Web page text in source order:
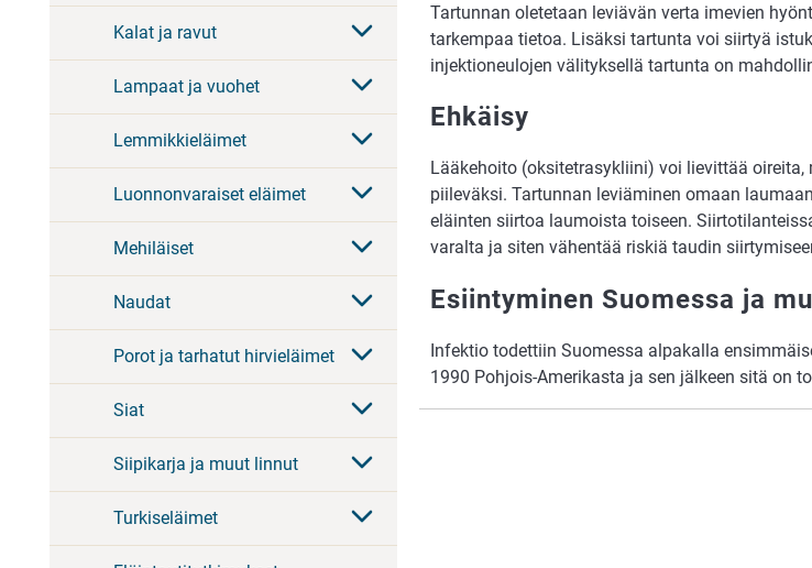
Kalat ja ravut
Lampaat ja vuohet
Lemmikkieläimet
Luonnonvaraiset eläimet
Mehiläiset
Naudat
Porot ja tarhatut hirvieläimet
Siat
Siipikarja ja muut linnut
Turkiseläimet
Tartunnan oletetaan leviävän verta imevien
tarkempaa tietoa. Lisäksi tartunta voi siirtyä
injektioneulojen välityksellä tartunta on
Ehkäisy
Lääkehoito (oksitetrasykliini) voi lievittää
piileväksi. Tartunnan leviäminen omaan
eläinten siirtoa laumoista toiseen.
varalta ja siten vähentää riskiä taudin
Esiintyminen Suomessa ja
Infektio todettiin Suomessa alpakalla
1990 Pohjois-Amerikasta ja sen jälkeen sitä on